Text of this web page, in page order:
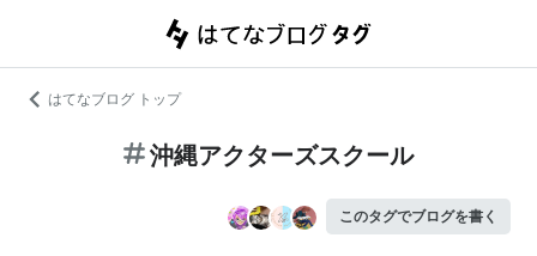
はてなブログ トップ
沖縄アクターズスクール
このタグでブログを書く